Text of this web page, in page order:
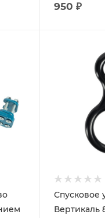
950 ₽
Спусковое
Вертикаль